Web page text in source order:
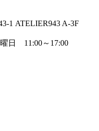
1 ATELIER943 A-3F
日 11:00～17:00